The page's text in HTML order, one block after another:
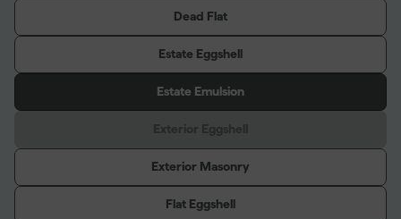
Dead Flat
Estate Eggshell
Estate Emulsion
Exterior Masonry
Flat Eggshell